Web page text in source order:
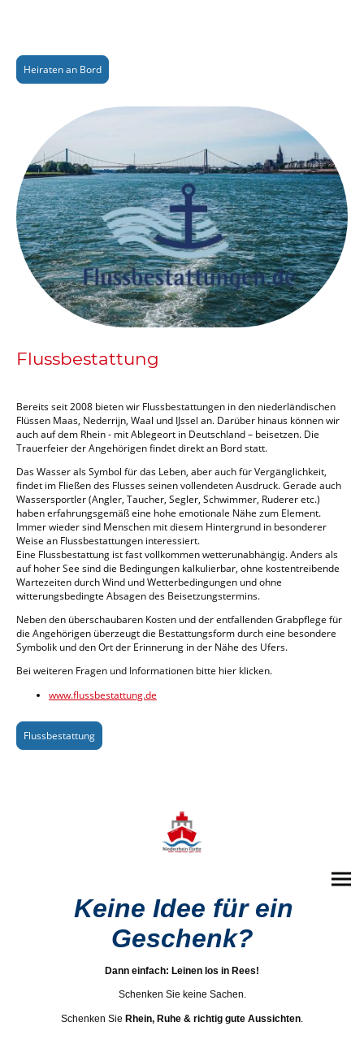
Heiraten an Bord
Flussbestattung
Bereits seit 2008 bieten wir Flussbestattungen in den niederländischen
Flüssen Maas, Nederrijn, Waal und IJssel an. Darüber hinaus können wir
auch auf dem Rhein - mit Ablegeort in Deutschland – beisetzen. Die
Trauerfeier der Angehörigen findet direkt an Bord statt.
Das Wasser als Symbol für das Leben, aber auch für Vergänglichkeit,
findet im Fließen des Flusses seinen vollendeten Ausdruck. Gerade auch
Wassersportler (Angler, Taucher, Segler, Schwimmer, Ruderer etc.)
haben erfahrungsgemäß eine hohe emotionale Nähe zum Element.
Immer wieder sind Menschen mit diesem Hintergrund in besonderer
Weise an Flussbestattungen interessiert.
Eine Flussbestattung ist fast vollkommen wetterunabhängig. Anders als
auf hoher See sind die Bedingungen kalkulierbar, ohne kostentreibende
Wartezeiten durch Wind und Wetterbedingungen und ohne
witterungsbedingte Absagen des Beisetzungstermins.
Neben den überschaubaren Kosten und der entfallenden Grabpflege für
die Angehörigen überzeugt die Bestattungsform durch eine besondere
Symbolik und den Ort der Erinnerung in der Nähe des Ufers.
Bei weiteren Fragen und Informationen bitte hier klicken.
www.flussbestattung.de
Flussbestattung
Keine Idee für ein
Geschenk?
Dann einfach: Leinen los in Rees!
Schenken Sie keine Sachen.
Schenken Sie Rhein, Ruhe & richtig gute Aussichten